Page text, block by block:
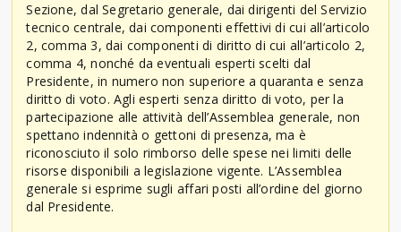
Sezione, dal Segretario generale, dai dirigenti del Servizio
tecnico centrale, dai componenti effettivi di cui all’articolo
2, comma 3, dai componenti di diritto di cui all’articolo 2,
comma 4, nonché da eventuali esperti scelti dal
Presidente, in numero non superiore a quaranta e senza
diritto di voto. Agli esperti senza diritto di voto, per la
partecipazione alle attività dell’Assemblea generale, non
spettano indennità o gettoni di presenza, ma è
riconosciuto il solo rimborso delle spese nei limiti delle
risorse disponibili a legislazione vigente. L’Assemblea
generale si esprime sugli affari posti all’ordine del giorno
dal Presidente.